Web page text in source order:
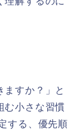
ますか？」と
む小さな習慣
する、優先順